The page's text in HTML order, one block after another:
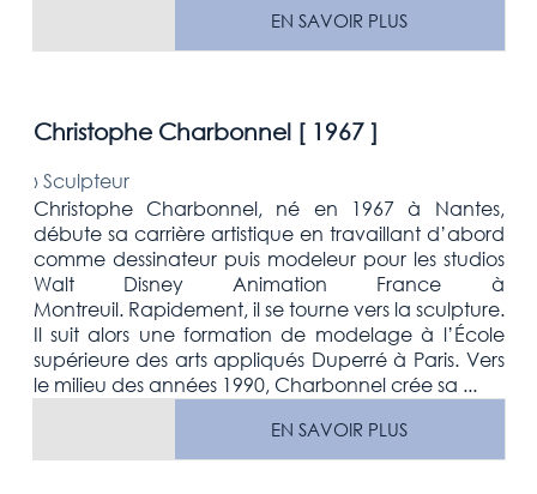
EN SAVOIR PLUS
Christophe Charbonnel [ 1967]
›Sculpteur
Christophe Charbonnel, né en 1967 à Nantes,
débute sa carrière artistique en travaillant d’abord
comme dessinateur puis modeleur pour les studios
Walt Disney Animation France à
Montreuil. Rapidement, il se tourne vers la sculpture.
Il suit alors une formation de modelage à l’École
supérieure des arts appliqués Duperré à Paris. Vers
le milieu des années 1990, Charbonnel crée sa ...
EN SAVOIR PLUS